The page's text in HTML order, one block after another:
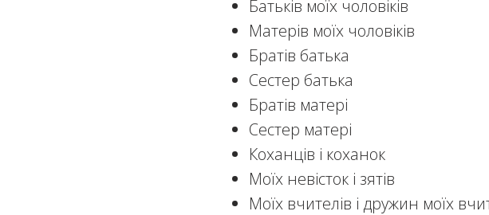
Батьків моїх чоловіків
Матерів моїх чоловіків
Братів батька
Сестер батька
Братів матері
Сестер матері
Коханців і коханок
Моїх невісток і зятів
Моїх вчителів і дружин моїх